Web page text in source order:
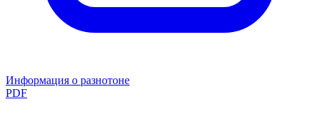
Информация о разнотоне
PDF